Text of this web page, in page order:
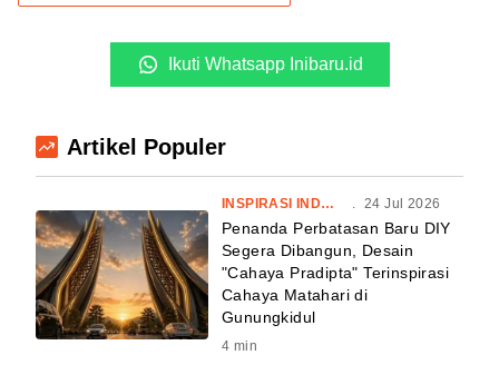
Ikuti Whatsapp Inibaru.id
Artikel Populer
INSPIRASI INDONESIA . 24 Jul 2026
Penanda Perbatasan Baru DIY
Segera Dibangun, Desain
"Cahaya Pradipta" Terinspirasi
Cahaya Matahari di
Gunungkidul
4 min